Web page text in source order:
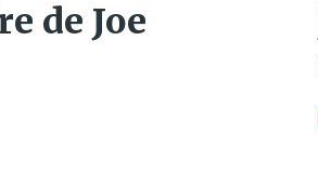
de Joe